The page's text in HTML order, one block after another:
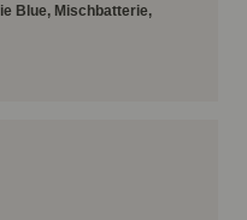
Blue, Mischbatterie,